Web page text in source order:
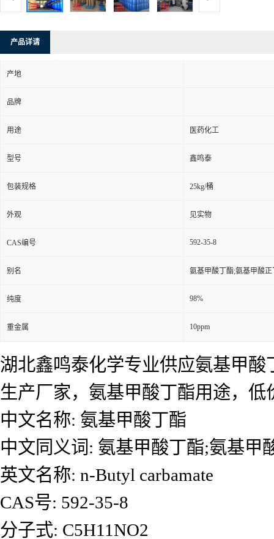
产品详请
产地
品牌
用途 医药化工
型号 鑫鸣泰
包装规格 25kg/桶
外观 见实物
CAS编号 592-35-8
别名 氨基甲酸丁酯;氨基甲酸
纯度 98%
重金属 10ppm
湖北鑫鸣泰化学专业供应氨基甲
生产厂家，氨基甲酸丁酯用途，
中文名称: 氨基甲酸丁酯
中文同义词: 氨基甲酸丁酯;氨基甲
英文名称: n-Butyl carbamate
CAS号: 592-35-8
分子式: C5H11NO2